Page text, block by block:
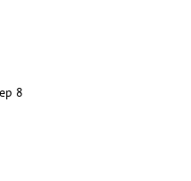
8